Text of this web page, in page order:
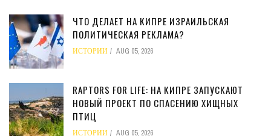
ЧТО ДЕЛАЕТ НА КИПРЕ ИЗРАИЛЬСКАЯ
ПОЛИТИЧЕСКАЯ РЕКЛАМА?
ИСТОРИИ AUG 05, 2026
RAPTORS FOR LIFE: НА КИПРЕ ЗАПУСКАЮТ
НОВЫЙ ПРОЕКТ ПО СПАСЕНИЮ ХИЩНЫХ
ПТИЦ
ИСТОРИИ AUG 05, 2026